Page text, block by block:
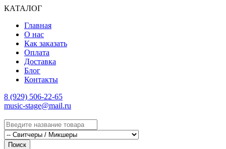
КАТАЛОГ
Главная
О нас
Как заказать
Оплата
Доставка
Блог
Контакты
8 (929) 506-22-65
music-stage@mail.ru
Поиск